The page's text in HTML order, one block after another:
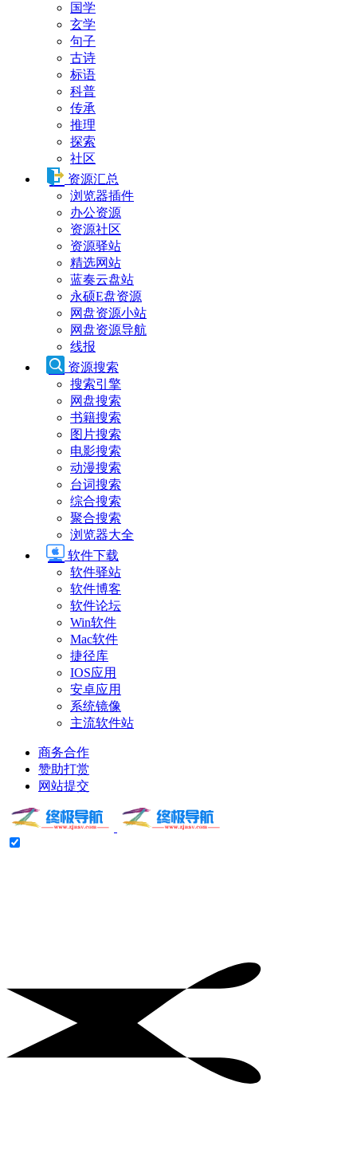
国学
玄学
句子
古诗
标语
科普
传承
推理
探索
社区
资源汇总
浏览器插件
办公资源
资源社区
资源驿站
精选网站
蓝奏云盘站
永硕E盘资源
网盘资源小站
网盘资源导航
线报
资源搜索
搜索引擎
网盘搜索
书籍搜索
图片搜索
电影搜索
动漫搜索
台词搜索
综合搜索
聚合搜索
浏览器大全
软件下载
软件驿站
软件博客
软件论坛
Win软件
Mac软件
捷径库
IOS应用
安卓应用
系统镜像
主流软件站
商务合作
赞助打赏
网站提交